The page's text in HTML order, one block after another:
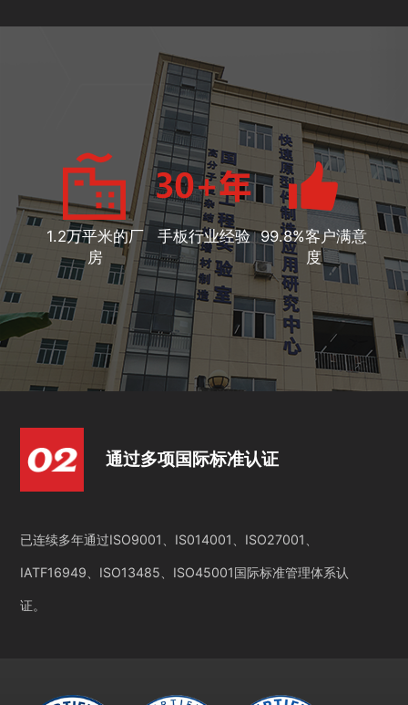
1.2万平米的厂
房
手板行业经验 99.8%客户满意
度
通过多项国际标准认证
已连续多年通过ISO9001、IS014001、ISO27001、
IATF16949、ISO13485、ISO45001国际标准管理体系认
证。